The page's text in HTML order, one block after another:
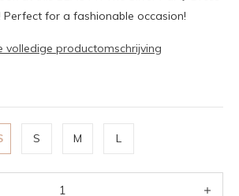
Perfect for a fashionable occasion!
volledige productomschrijving
S M L